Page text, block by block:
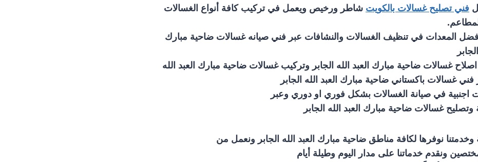
فني تصليح غسالات بالكويت شاطر ورخيص ويعمل في تركيب كافة أنواع الغسالات
المعدات في تنظيف الغسالات والنشافات عبر فني صيانه غسالات ضاحية مبارك
غسالات ضاحية مبارك العبد الله الجابر وتركيب غسالات ضاحية مبارك العبد الله
فني غسالات باكستاني ضاحية مبارك العبد الله الجابر
اجنبية في صيانة الغسالات بشكل فوري او دوري وعبر
وتصليح غسالات ضاحية مبارك العبد الله الجابر
وخدمتنا نوفرها لكافة مناطق ضاحية مبارك العبد الله الجابر ونعمل من
ونقدم خدماتنا على مدار اليوم وطيلة أيام